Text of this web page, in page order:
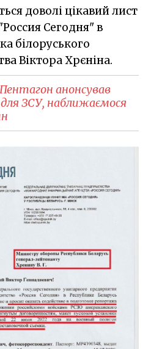
доволі цікавий лист
Сегодня" в
білоруського
Віктора Хрєніна.
Пентагон анонсував
ЗСУ, наближаємося